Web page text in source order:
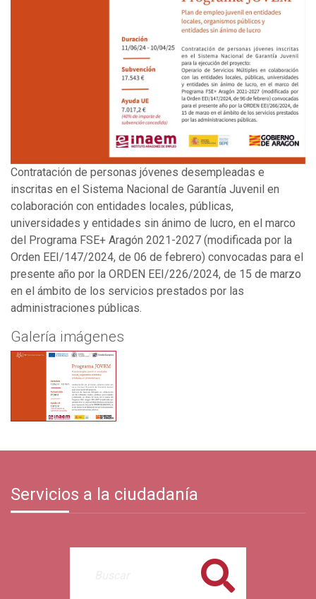
Contratación de personas jóvenes desempleadas e
inscritas en el Sistema Nacional de Garantía Juvenil en
colaboración con entidades locales, públicas,
universidades y entidades sin ánimo de lucro, en el marco
del Programa FSE+ Aragón 2021-2027 (modificada por la
Orden EEI/147/2024, de 06 de febrero) convocadas para el
presente año por la ORDEN EEI/226/2024, de 15 de marzo
en el ámbito de los servicios prestados por las
administraciones públicas.
Galería imágenes
Servicios a la ciudadanía
Buscar